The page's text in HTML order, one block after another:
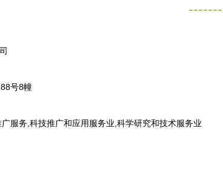
号8幢
服务,科技推广和应用服务业,科学研究和技术服务业